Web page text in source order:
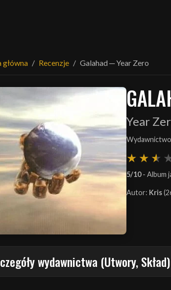
główna Recenzje Galahad ─ Year Zero
Year
5/10- Album
Autor: Kris
wydawnictwa (Utwory, Skład)